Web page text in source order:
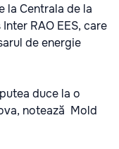
la Centrala de la
RAO EES, care
de energie
duce la o
notează Mold